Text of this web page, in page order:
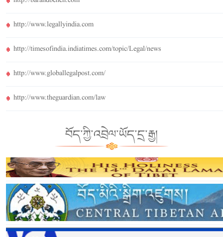
http://www.legallyindia.com
http://timesofindia.indiatimes.com/topic/Legal/news
http://www.globallegalpost.com/
http://www.theguardian.com/law
བོད་ཀྱི་འབྲེལ་ཡོད་དྲ་རྒྱ།